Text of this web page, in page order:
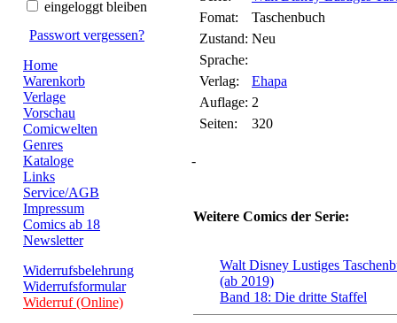
eingeloggt bleiben
Passwort vergessen?
Home
Warenkorb
Verlage
Vorschau
Comicwelten
Genres
Kataloge
Links
Service/AGB
Impressum
Comics ab 18
Newsletter
Widerrufsbelehrung
Widerrufsformular
Widerruf (Online)
Fomat:
Taschenbuch
Zustand: Neu
Sprache:
Verlag:
Ehapa
Auflage: 2
Seiten:
320
-
Weitere Comics der Serie:
Walt Disney Lustiges
(ab 2019)
Band 18: Die dritte Staffel